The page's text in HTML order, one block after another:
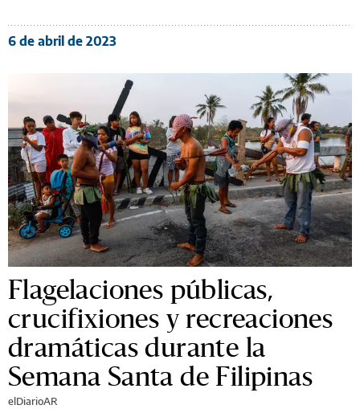
6 de abril de 2023
Flagelaciones públicas,
crucifixiones y recreaciones
dramáticas durante la
Semana Santa de Filipinas
elDiarioAR